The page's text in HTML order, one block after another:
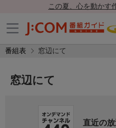
この夏、心を動かす
番組表 窓辺にて
窓辺にて
直近の